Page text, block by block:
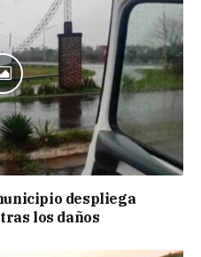
despliega
los daños